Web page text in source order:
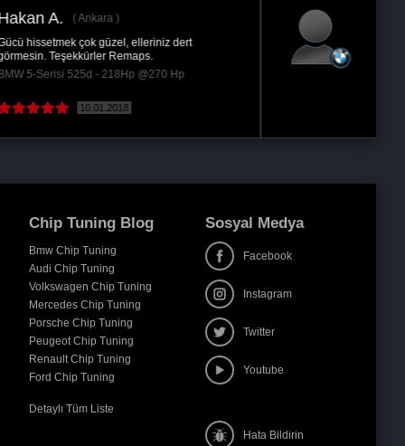
Mustafa S.
Aracın performansında artış ve yakıtında
gerçekten düşüş oldu işinde uzman ekibi için...
BMW 3-Serisi 320d - 190Hp @220 Hp
Chip Tuning Blog
Bmw Chip Tuning
Audi Chip Tuning
Volkswagen Chip Tuning
Mercedes Chip Tuning
Porsche Chip Tuning
Peugeot Chip Tuning
Renault Chip Tuning
Ford Chip Tuning
Detaylı Tüm Liste
Sosyal Medya
Facebook
Instagram
Twitter
Youtube
Hata Bildirin